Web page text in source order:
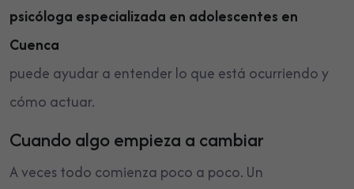
psicóloga especializada en adolescentes en
Cuenca
puede ayudar a entender lo que está ocurriendo y
cómo actuar.
Cuando algo empieza a cambiar
A veces todo comienza poco a poco. Un